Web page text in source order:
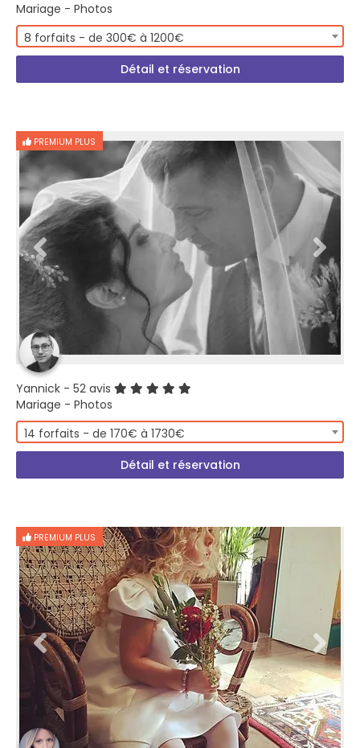
Mariage - Photos
8 forfaits - de 300€ à 1200€
Détail et réservation
PREMIUM PLUS
Yannick - 52 avis
Mariage - Photos
14 forfaits - de 170€ à 1730€
Détail et réservation
PREMIUM PLUS